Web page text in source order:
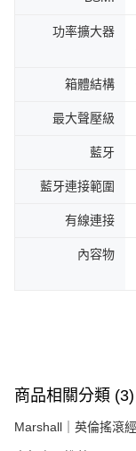
功率擴大器
箱體結構
最大聲壓級
藍牙
藍牙連接範圍
有線連接
內容物
商品相關分類 (3)
Marshall｜英倫搖滾